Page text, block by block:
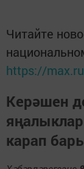
Читайте
https://
Керәшен
карап